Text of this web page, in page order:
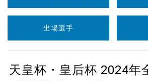
出場選手
天皇杯・皇后杯 2024年